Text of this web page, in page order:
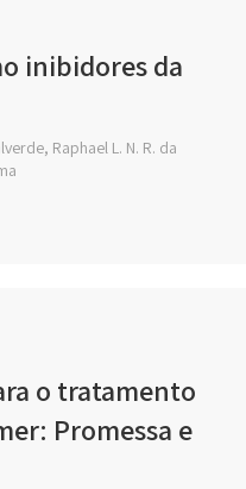
inibidores da
Raphael L. N. R. da
o tratamento
Promessa e